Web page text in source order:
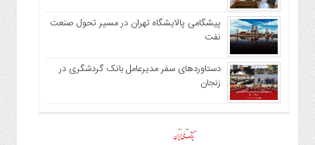
پیشگامی پالایشگاه تهران در مسیر تحول صنعت
نفت
دستاوردهای سفر مدیرعامل بانک گردشگری در
زنجان